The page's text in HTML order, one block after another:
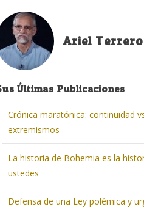
Ariel Terrero
Últimas Publicaciones
Crónica maratónica: continuidad
extremismos
La historia de Bohemia es la
ustedes
Defensa de una Ley polémica y